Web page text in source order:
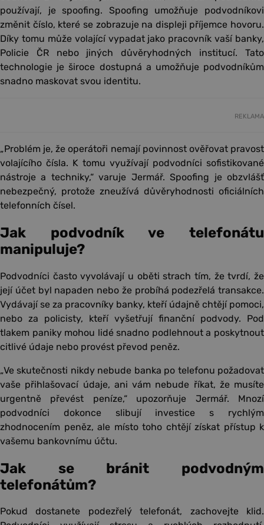
používají, je spoofing. Spoofing umožňuje podvodníkovi
změnit číslo, které se zobrazuje na displeji příjemce hovoru.
Díky tomu může volající vypadat jako pracovník vaší banky,
Policie ČR nebo jiných důvěryhodných institucí. Tato
technologie je široce dostupná a umožňuje podvodníkům
snadno maskovat svou identitu.
REKLAMA
„Problém je, že operátoři nemají povinnost ověřovat pravost
volajícího čísla. K tomu využívají podvodníci sofistikované
nástroje a techniky,“ varuje Jermář. Spoofing je obzvlášť
nebezpečný, protože zneužívá důvěryhodnosti oficiálních
telefonních čísel.
Jak podvodník ve telefonátu
manipuluje?
Podvodníci často vyvolávají u oběti strach tím, že tvrdí, že
její účet byl napaden nebo že probíhá podezřelá transakce.
Vydávají se za pracovníky banky, kteří údajně chtějí pomoci,
nebo za policisty, kteří vyšetřují finanční podvody. Pod
tlakem paniky mohou lidé snadno podlehnout a poskytnout
citlivé údaje nebo provést převod peněz.
„Ve skutečnosti nikdy nebude banka po telefonu požadovat
vaše přihlašovací údaje, ani vám nebude říkat, že musíte
urgentně převést peníze,“ upozorňuje Jermář. Mnozí
podvodníci dokonce slibují investice s rychlým
zhodnocením peněz, ale místo toho chtějí získat přístup k
vašemu bankovnímu účtu.
Jak se bránit podvodným
telefonátům?
Pokud dostanete podezřelý telefonát, zachovejte klid.